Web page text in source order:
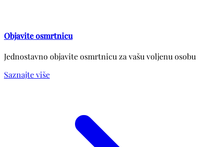
Objavite osmrtnicu
Jednostavno objavite osmrtnicu za vašu voljenu osobu
Saznajte više